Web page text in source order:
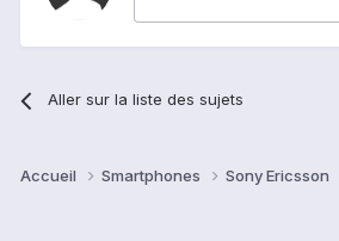
Aller sur la liste des sujets
Accueil Smartphones Sony Ericsson